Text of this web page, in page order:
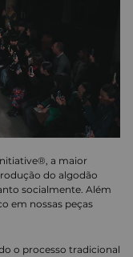
a maior
do algodão
socialmente. Além
em nossas peças
o processo tradicional